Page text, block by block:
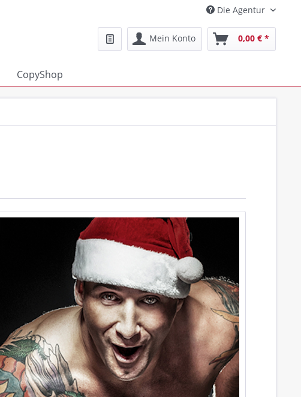
Die Agentur
Mein Konto 0,00 € *
CopyShop